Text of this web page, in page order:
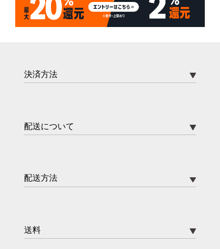
決済方法
配送について
配送方法
送料